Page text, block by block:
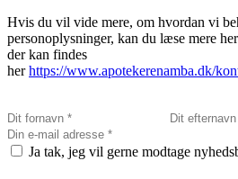
Hvis du vil vide mere, om hvordan vi
personoplysninger, kan du læse mere
der kan findes
herhttps://www.apotekerenamba.dk/
Ja tak, jeg vil gerne modtage